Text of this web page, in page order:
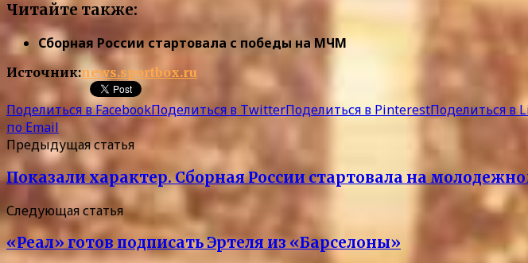
Читайте также:
Сборная России стартовала с победы на МЧМ
Источник:news.sportbox.ru
Поделиться в FacebookПоделиться в TwitterПоделиться в PinterestПоделиться в
по Email
Предыдущая статья
Показали характер. Сборная России стартовала на
Следующая статья
«Реал» готов подписать Эртеля из «Барселоны»